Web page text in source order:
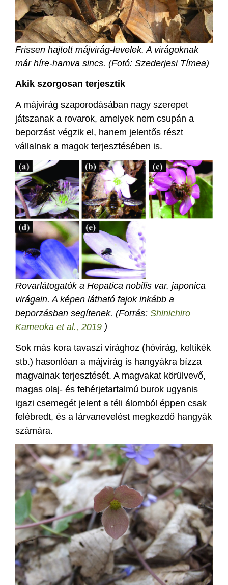
Frissen hajtott májvirág-levelek. A virágoknak
már híre-hamva sincs. (Fotó: Szederjesi Tímea)
Akik szorgosan terjesztik
A májvirág szaporodásában nagy szerepet
játszanak a rovarok, amelyek nem csupán a
beporzást végzik el, hanem jelentős részt
vállalnak a magok terjesztésében is.
Rovarlátogatók a Hepatica nobilis var. japonica
virágain. A képen látható fajok inkább a
beporzásban segítenek. (Forrás: Shinichiro
Kameoka et al., 2019 )
Sok más kora tavaszi virághoz (hóvirág, keltikék
stb.) hasonlóan a májvirág is hangyákra bízza
magvainak terjesztését. A magvakat körülvevő,
magas olaj- és fehérjetartalmú burok ugyanis
igazi csemegét jelent a téli álomból éppen csak
felébredt, és a lárvanevelést megkezdő hangyák
számára.